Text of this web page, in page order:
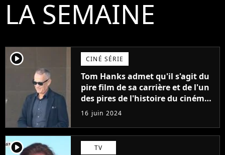
LA SEMAINE
player2 CINÉ SÉRIE
Tom Hanks admet qu'il s'agit du
pire film de sa carrière et de l'un
des pires de l'histoire du cinéma :
"L'un des films les plus
médiocres jamais réalisés"
16 juin 2024
player2 TV